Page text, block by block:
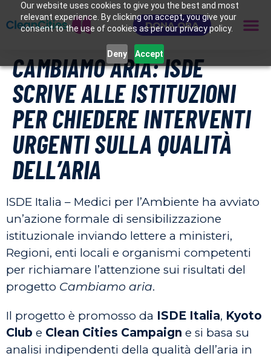
Our website uses cookies to give you the best and most
relevant experience. By clicking on accept, you give your
consent to the use of cookies as per our privacy policy.
Deny Accept
DONA ORA
CAMBIAMO ARIA: ISDE
SCRIVE ALLE ISTITUZIONI
PER CHIEDERE INTERVENTI
URGENTI SULLA QUALITÀ
DELL’ARIA
ISDE Italia – Medici per l’Ambiente ha avviato
un’azione formale di sensibilizzazione
istituzionale inviando lettere a ministeri,
Regioni, enti locali e organismi competenti
per richiamare l’attenzione sui risultati del
progetto Cambiamo aria.
Il progetto è promosso da ISDE Italia, Kyoto
Club e Clean Cities Campaign e si basa su
analisi indipendenti della qualità dell’aria in